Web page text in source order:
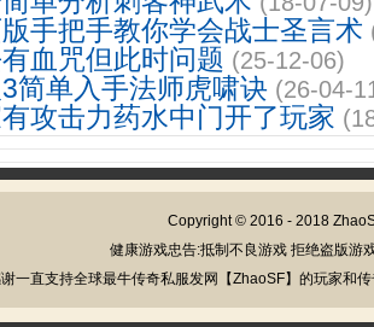
手把手教你学会战士圣言术
血咒但此时问题 (25-12-06)
简单入手法师虎啸诀 (26-04-
攻击力药水中门开了玩家
Copyright © 2016 - 2018
健康游戏忠告:抵制不良游戏 拒绝盗版游
一直支持全球最牛传奇私服发网【ZhaoSF】的玩家和